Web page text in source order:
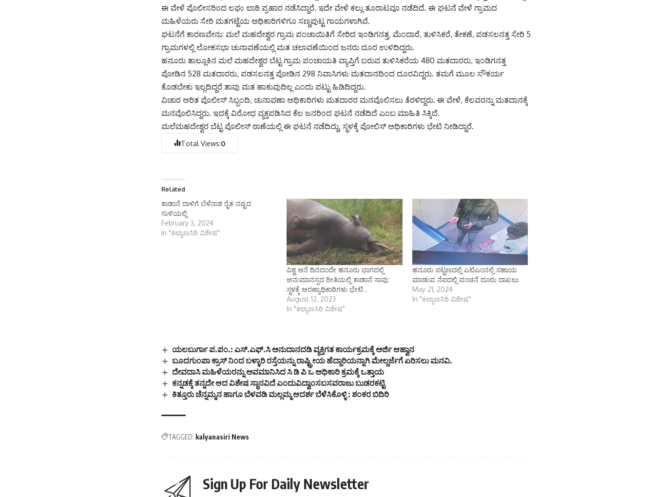
ಈ ವೇಳೆ ಪೊಲೀಸರಿಂದ ಲಘು ಲಾಠಿ ಪ್ರಹಾರ ನಡೆಸಿದ್ದಾರೆ. ಇದೇ ವೇಳೆ ಕಲ್ಲು ತೂರಾಟವೂ ನಡೆದಿದೆ. ಈ ಘಟನೆ ವೇಳೆ ಗ್ರಾಮದ
ಮಹಿಳೆಯರು ಸೇರಿ ಮತಗಟ್ಟೆಯ ಅಧಿಕಾರಿಗಳಿಗೂ ಸಣ್ಣಪುಟ್ಟ ಗಾಯಗಳಾಗಿವೆ.
ಘಟನೆಗೆ ಕಾರಣವೇನು: ಮಲೆ ಮಹದೇಶ್ವರ ಗ್ರಾಮ ಪಂಚಾಯಿತಿಗೆ ಸೇರಿದ ಇಂಡಿಗನತ್ತ, ಮೆಂದಾರೆ, ತುಳಿಸಿಕರೆ, ತೇಕಣೆ, ಪಡಸಲನತ್ತ ಸೇರಿ 5
ಗ್ರಾಮಗಳಲ್ಲಿ ಲೋಕಸಭಾ ಚುನಾವಣೆಯಲ್ಲಿ ಮತ ಚಲಾವಣೆಯಿಂದ ಜನರು ದೂರ ಉಳಿದಿದ್ದರು‌.
ಹನೂರು ತಾಲ್ಲೂಕಿನ ಮಲೆ ಮಹದೇಶ್ವರ ಬೆಟ್ಟ ಗ್ರಾಮ ಪಂಚಾಯತಿ ವ್ಯಾಪ್ತಿಗೆ ಬರುವ ತುಳಿಸಿಕರೆಯ 480 ಮತದಾರರು, ಇಂಡಿಗನತ್ತ
ಪೋಡಿನ 528 ಮತದಾರರು, ಪಡಸಲನತ್ತ ಪೋಡಿನ 298 ನಿವಾಸಿಗಳು ಮತದಾನದಿಂದ ದೂರವಿದ್ದರು. ತಮಗೆ ಮೂಲ ಸೌಕರ್ಯ
ಕೊಡಬೇಕು ಇಲ್ಲದಿದ್ದರೆ ತಾವು ಮತ ಹಾಕುವುದಿಲ್ಲ ಎಂದು ಪಟ್ಟು ಹಿಡಿದಿದ್ದರು‌.
ವಿಚಾರ ಅರಿತ ಪೊಲೀಸ್ ಸಿಬ್ಬಂದಿ, ಚುನಾವಣಾ ಅಧಿಕಾರಿಗಳು ಮತದಾರರ ಮನವೊಲಿಸಲು ತೆರಳಿದ್ದರು. ಈ ವೇಳೆ, ಕೆಲವರನ್ನು ಮತದಾನಕ್ಕೆ
ಮನವೊಲಿಸಿದ್ದರು. ಇದಕ್ಕೆ ವಿರೋಧ ವ್ಯಕ್ತಪಡಿಸಿದ ಕೆಲ ಜನರಿಂದ ಘಟನೆ ನಡೆದಿದೆ ಎಂಬ ಮಾಹಿತಿ ಸಿಕ್ಕಿದೆ.
ಮಲೆಮಹದೇಶ್ವರ ಬೆಟ್ಟ ಪೊಲೀಸ್ ಠಾಣೆಯಲ್ಲಿ ಈ ಘಟನೆ ನಡೆದಿದ್ದು, ಸ್ಥಳಕ್ಕೆ ಪೋಲಿಸ್ ಅಧಿಕಾರಿಗಳು ಭೇಟಿ ನೀಡಿದ್ದಾರೆ.
Total Views:0
Related
ಕಾಡಾನೆ ದಾಳಿಗೆ ಬೆಳೆನಾಶ ರೈತ ನಷ್ಟದ
ಸುಳಿಯಲ್ಲಿ
February 3, 2024
In "ಕಲ್ಯಾಣಸಿರಿ ವಿಶೇಷ"
ವಿಶ್ವ ಆನೆ ದಿನದಂದೇ ಹನೂರು ಭಾಗದಲ್ಲಿ
ಅನುಮಾನಸ್ಪದ ರೀತಿಯಲ್ಲಿ ಕಾಡಾನೆ ಸಾವು:
ಸ್ಥಳಕ್ಕೆ ಅರಣ್ಯಾಧಿಕಾರಿಗಳು ಭೇಟಿ .
August 12, 2023
In "ಕಲ್ಯಾಣಸಿರಿ ವಿಶೇಷ"
ಹನೂರು ಪಟ್ಟಣದಲ್ಲಿ ಎಟಿಎಂನಲ್ಲಿ ಸಹಾಯ
ಮಾಡುವ ನೆಪದಲ್ಲಿ ವಂಚನೆ ದೂರು ದಾಖಲು
May 21, 2024
In "ಕಲ್ಯಾಣಸಿರಿ ವಿಶೇಷ"
ಯಲಬುರ್ಗಾ ಪ.ಪಂ.: ಎಸ್.ಎಫ್.ಸಿ ಅನುದಾನದಡಿ ವ್ಯಕ್ತಿಗತ ಕಾರ್ಯಕ್ರಮಕ್ಕೆ ಅರ್ಜಿ ಆಹ್ವಾನ
ಬೂದಗುಂಪಾ ಕ್ರಾಸ್ ನಿಂದ ಬಳ್ಳಾರಿ ರಸ್ತೆಯನ್ನು ರಾಷ್ಟ್ರೀಯ ಹೆದ್ದಾರಿಯನ್ನಾಗಿ ಮೇಲ್ದರ್ಜೆಗೆ ಏರಿಸಲು ಮನವಿ.
ದೇವದಾಸಿ ಮಹಿಳೆಯರನ್ನು ಅವಮಾನಿಸಿದ ಸಿ ಡಿ ಪಿ ಒ ಅಧಿಕಾರಿ ಕ್ರಮಕ್ಕೆ ಒತ್ತಾಯ
ಕನ್ನಡಕ್ಕೆ ತನ್ನದೇ ಆದ ವಿಶೇಷ ಸ್ಥಾನವಿದೆ ಎಂದುವಿದ್ವಾಂಸಬಸವರಾಜು ಬುಡರಕಟ್ಟಿ
ಕಿತ್ತೂರು ಚೆನ್ನಮ್ಮನ ಹಾಗೂ ಬೆಳವಡಿ ಮಲ್ಲಮ್ಮ ಆದರ್ಶ ಬೆಳೆಸಿಕೊಳ್ಳಿ : ಶಂಕರ ಬಿದಿರಿ
TAGGED: kalyanasiri News
Sign Up For Daily Newsletter